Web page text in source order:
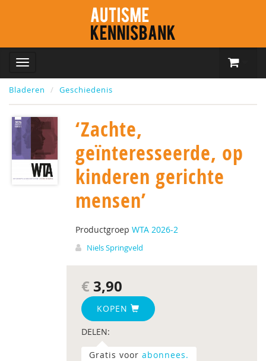
Bladeren Geschiedenis
‘Zachte,
geïnteresseerde, op
kinderen gerichte
mensen’
Productgroep WTA 2026-2
Niels Springveld
€ 3,90
KOPEN
DELEN:
Gratis voor abonnees.